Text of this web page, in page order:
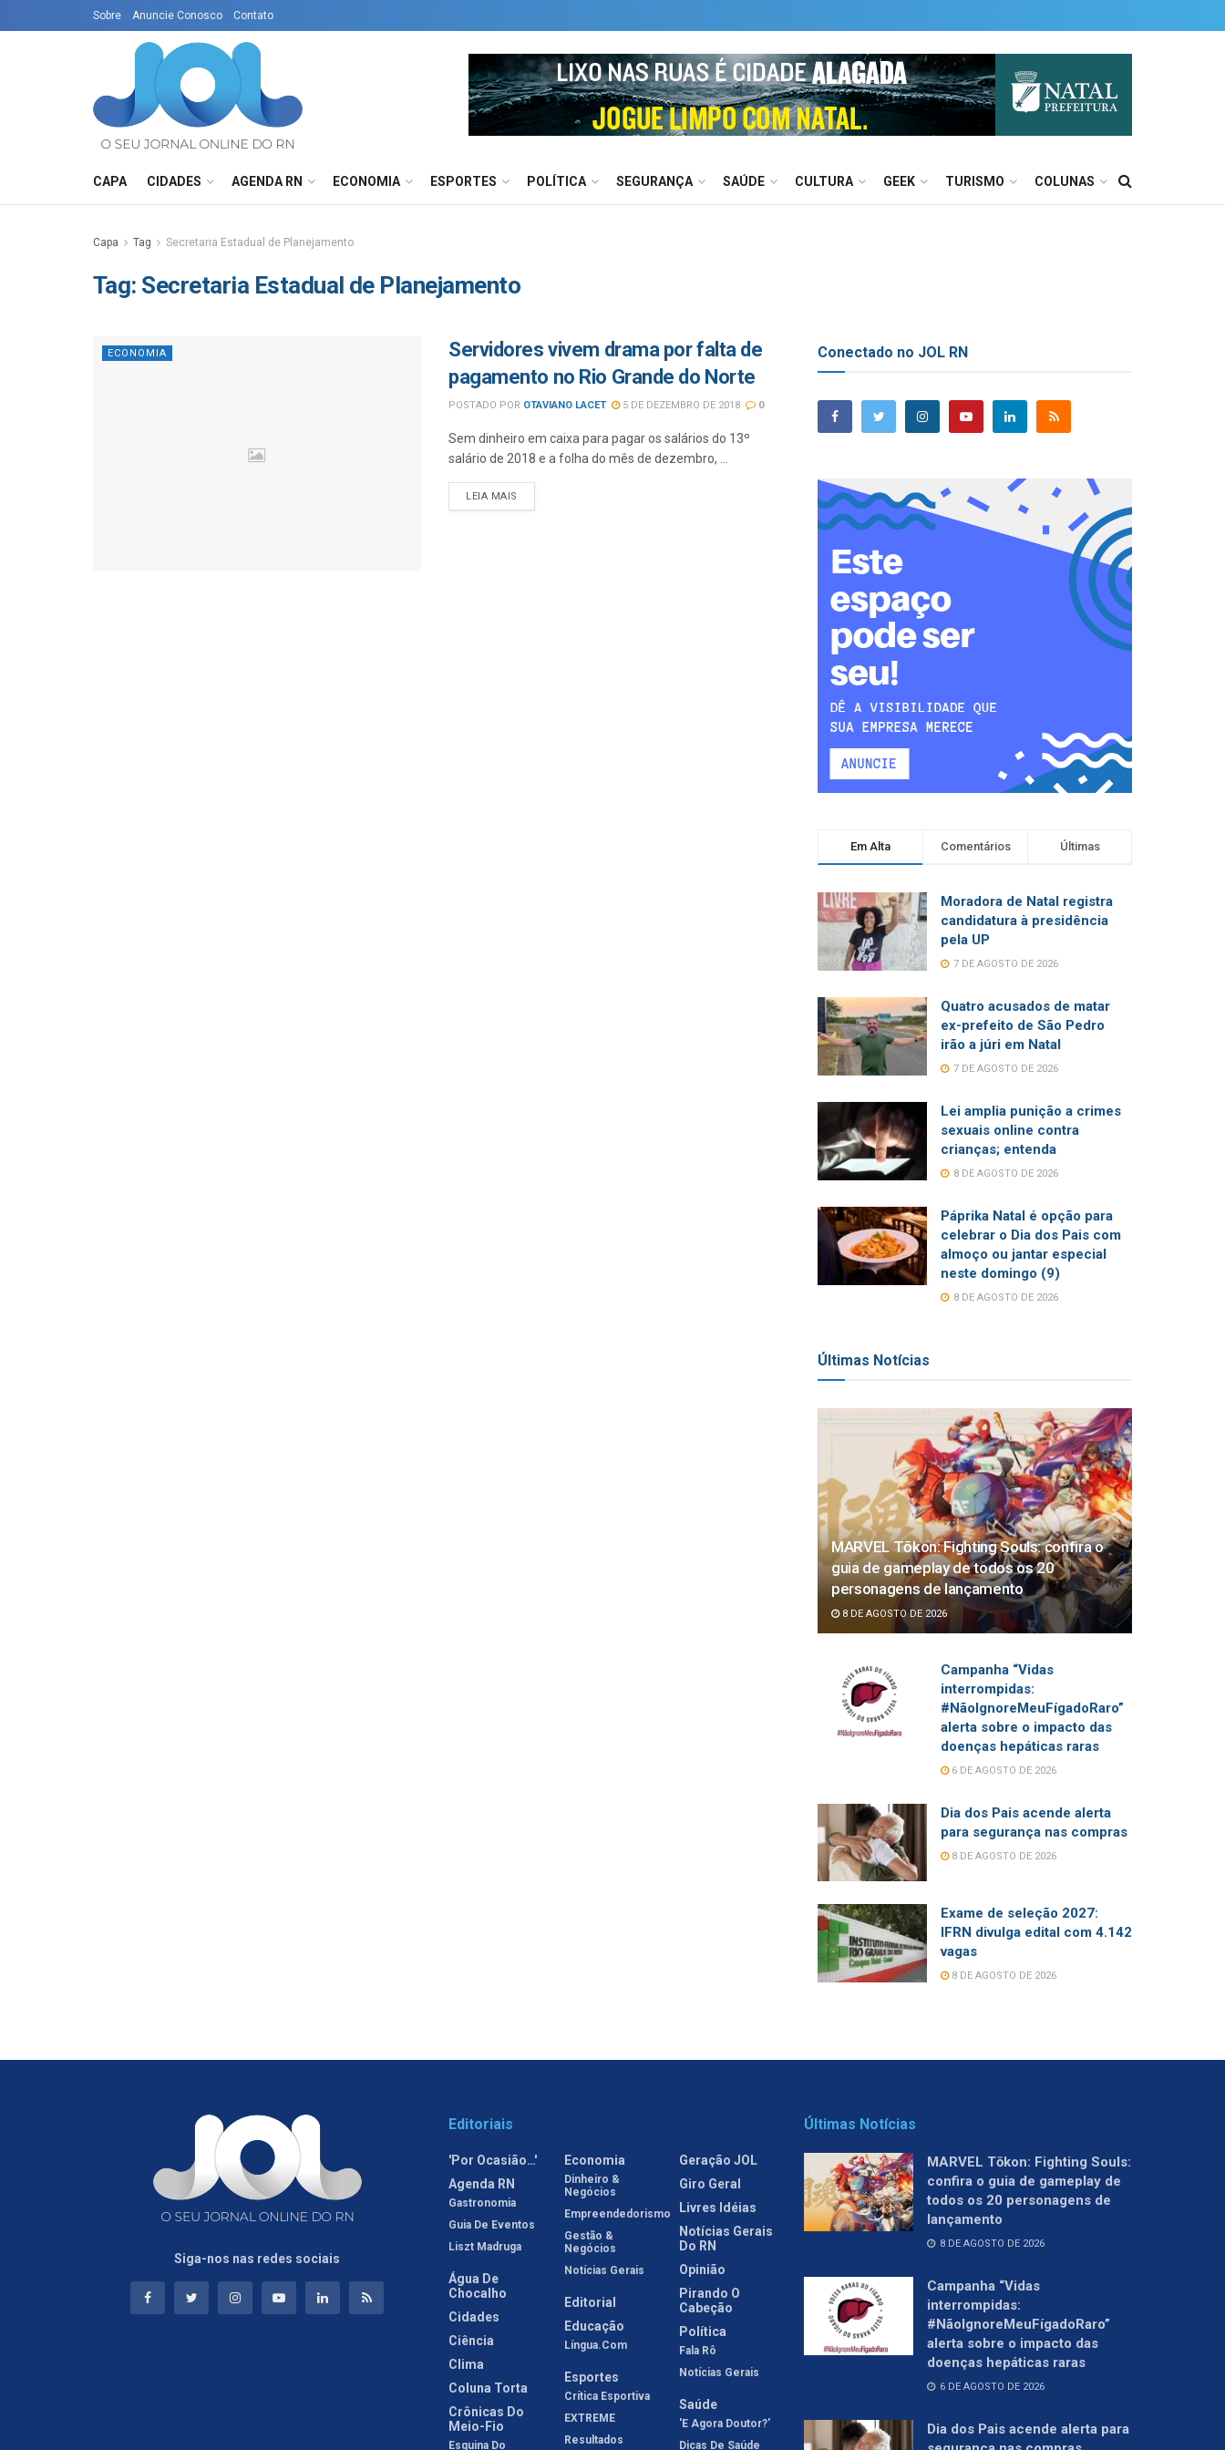
Sobre Anuncie Conosco Contato
CAPA CIDADES AGENDA RN ECONOMIA ESPORTES POLÍTICA SEGURANÇA SAÚDE CULTURA GEEK TURISMO COLUNAS
Capa Tag Secretaria Estadual de Planejamento
Tag: Secretaria Estadual de Planejamento
ECONOMIA
Servidores vivem drama por falta de
pagamento no Rio Grande do Norte
POSTADO POR OTAVIANO LACET 5 DE DEZEMBRO DE 2018 0
Sem dinheiro em caixa para pagar os salários do 13º
salário de 2018 e a folha do mês de dezembro, ...
LEIA MAIS
Conectado no JOL RN
Em Alta Comentários Últimas
Moradora de Natal registra
candidatura à presidência
pela UP
7 DE AGOSTO DE 2026
Quatro acusados de matar
ex-prefeito de São Pedro
irão a júri em Natal
7 DE AGOSTO DE 2026
Lei amplia punição a crimes
sexuais online contra
crianças; entenda
8 DE AGOSTO DE 2026
Páprika Natal é opção para
celebrar o Dia dos Pais com
almoço ou jantar especial
neste domingo (9)
8 DE AGOSTO DE 2026
Últimas Notícias
MARVEL Tōkon: Fighting Souls: confira o
guia de gameplay de todos os 20
personagens de lançamento
8 DE AGOSTO DE 2026
Campanha “Vidas
interrompidas:
#NãoIgnoreMeuFígadoRaro”
alerta sobre o impacto das
doenças hepáticas raras
6 DE AGOSTO DE 2026
Dia dos Pais acende alerta
para segurança nas compras
8 DE AGOSTO DE 2026
Exame de seleção 2027:
IFRN divulga edital com 4.142
vagas
8 DE AGOSTO DE 2026
Siga-nos nas redes sociais
Editoriais
'Por Ocasião…'
Agenda RN
Gastronomia
Guia De Eventos
Liszt Madruga
Água De
Chocalho
Cidades
Ciência
Clima
Coluna Torta
Crônicas Do
Meio-Fio
Esquina Do
Economia
Dinheiro &
Negócios
Empreendedorismo
Gestão &
Negócios
Notícias Gerais
Editorial
Educação
Língua.com
Esportes
Crítica Esportiva
EXTREME
Resultados
Geração JOL
Giro Geral
Livres Idéias
Notícias Gerais
Do RN
Opinião
Pirando O
Cabeção
Política
Fala Rô
Notícias Gerais
Saúde
'E Agora Doutor?'
Dicas De Saúde
Últimas Notícias
MARVEL Tōkon: Fighting Souls:
confira o guia de gameplay de
todos os 20 personagens de
lançamento
8 DE AGOSTO DE 2026
Campanha “Vidas
interrompidas:
#NãoIgnoreMeuFígadoRaro”
alerta sobre o impacto das
doenças hepáticas raras
6 DE AGOSTO DE 2026
Dia dos Pais acende alerta para